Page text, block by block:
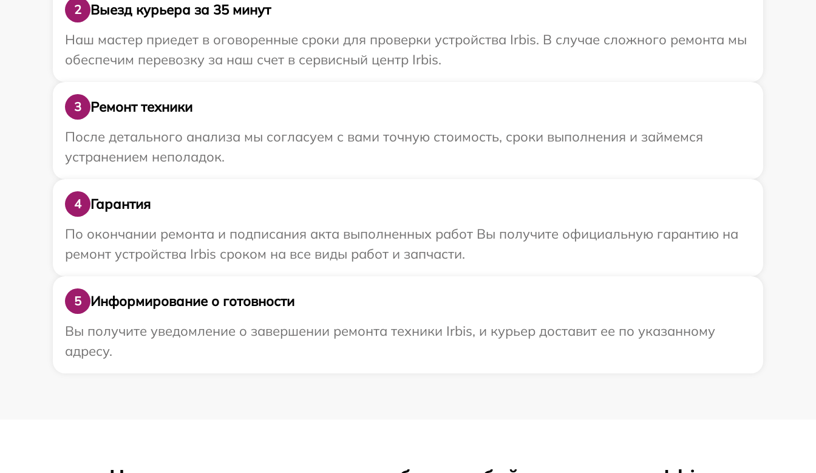
2
Выезд курьера за 35 минут
Наш мастер приедет в оговоренные сроки для проверки устройства Irbis. В случае сложного ремонта мы
обеспечим перевозку за наш счет в сервисный центр Irbis.
3
Ремонт техники
После детального анализа мы согласуем с вами точную стоимость, сроки выполнения и займемся
устранением неполадок.
4
Гарантия
По окончании ремонта и подписания акта выполненных работ Вы получите официальную гарантию на
ремонт устройства Irbis сроком на все виды работ и запчасти.
5
Информирование о готовности
Вы получите уведомление о завершении ремонта техники Irbis, и курьер доставит ее по указанному
адресу.